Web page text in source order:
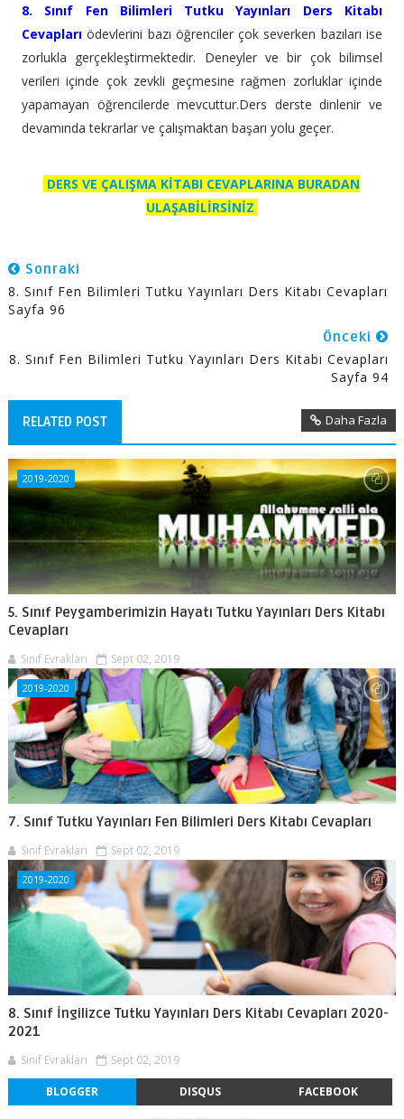
8. Sınıf Fen Bilimleri Tutku Yayınları Ders Kitabı
Cevaplarıödevlerini bazı öğrenciler çok severken bazıları ise
zorlukla gerçekleştirmektedir. Deneyler ve bir çok bilimsel
verileri içinde çok zevkli geçmesine rağmen zorluklar içinde
yapamayan öğrencilerde mevcuttur.Ders derste dinlenir ve
devamında tekrarlar ve çalışmaktan başarı yolu geçer.
DERS VE ÇALIŞMA KİTABI CEVAPLARINA BURADAN
ULAŞABİLİRSİNİZ
Sonraki
8. Sınıf Fen Bilimleri Tutku Yayınları Ders Kitabı Cevapları
Sayfa 96
Önceki
8. Sınıf Fen Bilimleri Tutku Yayınları Ders Kitabı Cevapları
Sayfa 94
RELATED POST Daha Fazla
2019-2020
5. Sınıf Peygamberimizin Hayatı Tutku Yayınları Ders Kitabı
Cevapları
Sınıf Evrakları Sept 02, 2019
2019-2020
7. Sınıf Tutku Yayınları Fen Bilimleri Ders Kitabı Cevapları
Sınıf Evrakları Sept 02, 2019
2019-2020
8. Sınıf İngilizce Tutku Yayınları Ders Kitabı Cevapları 2020-
2021
Sınıf Evrakları Sept 02, 2019
BLOGGER DISQUS FACEBOOK